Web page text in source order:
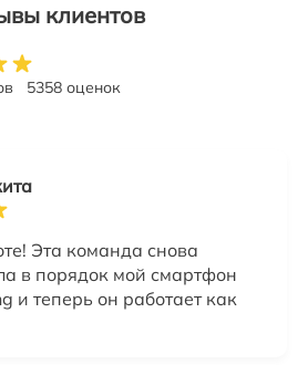
клиентов
5358 оценок
Эта команда снова
в порядок мой смартфон
и теперь он работает как